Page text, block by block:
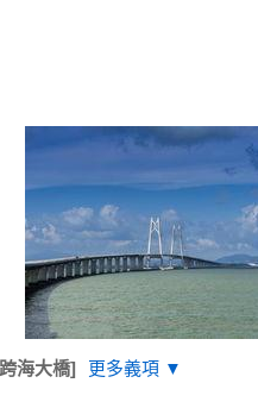
海大橋] 更多義項 ▼